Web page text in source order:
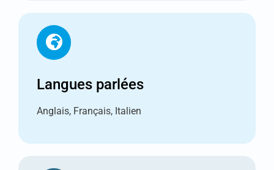
Langues parlées
Anglais, Français, Italien